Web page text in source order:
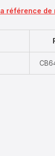
référence de